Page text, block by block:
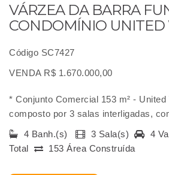
VÁRZEA DA BARRA
CONDOMÍNIO UNITED
Código SC7427
VENDA R$ 1.670.000,00
* Conjunto Comercial 153 m² - United
composto por 3 salas interligadas,
4 Banh.(s)
3 Sala(s) 4
Total
153 Área Construída